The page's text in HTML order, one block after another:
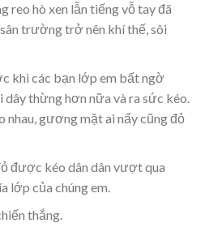
reo hò xen lẫn tiếng vỗ tay đã
trường trở nên khí thế, sôi
khi các bạn lớp em bất ngờ
dây thừng hơn nữa và ra sức kéo.
nhau, gương mặt ai nấy cũng đỏ
được kéo dân dân vượt qua
lớp của chúng em.
thắng.